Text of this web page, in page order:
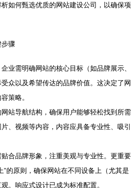
如何甄选优质的网站建设公司，以确保项
步骤
业需明确网站的核心目标（如品牌展示、
众以及希望传达的品牌价值。这决定了网
策略。
站导航结构，确保用户能够轻松找到所需
、视频等内容，内容应具备专业性、吸引
合品牌形象，注重美观与专业性。更重要
”的原则，确保网站在不同设备上（尤其是
。响应式设计已成为标准配置。